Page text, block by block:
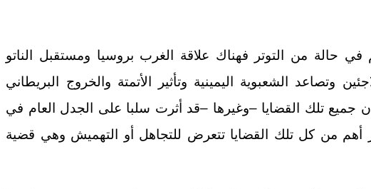
حالة من التوتر فهناك علاقة الغرب بروسيا ومستقبل الناتو
وتصاعد الشعبوية اليمينية وتأثير الأتمتة والخروج البريطاني
إن جميع تلك القضايا –وغيرها –قد أثرت سلبا على الجدل العام في
أهم من كل تلك القضايا تتعرض للتجاهل أو التهميش وهي قضية